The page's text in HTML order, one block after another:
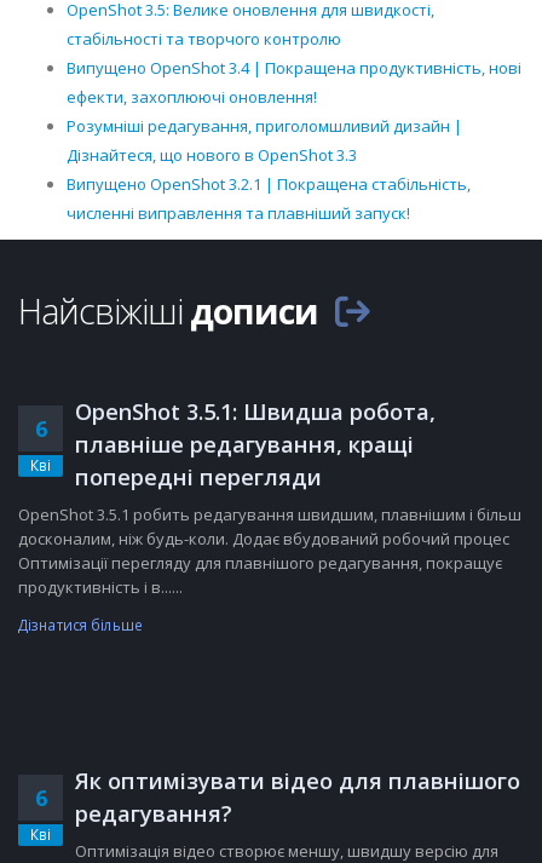
OpenShot 3.5: Велике оновлення для швидкості,
стабільності та творчого контролю
Випущено OpenShot 3.4 | Покращена продуктивність, нові
ефекти, захоплюючі оновлення!
Розумніші редагування, приголомшливий дизайн |
Дізнайтеся, що нового в OpenShot 3.3
Випущено OpenShot 3.2.1 | Покращена стабільність,
численні виправлення та плавніший запуск!
Найсвіжішідописи
6
Кві
OpenShot 3.5.1: Швидша робота,
плавніше редагування, кращі
попередні перегляди
OpenShot 3.5.1 робить редагування швидшим, плавнішим і більш
досконалим, ніж будь-коли. Додає вбудований робочий процес
Оптимізації перегляду для плавнішого редагування, покращує
продуктивність і в......
Дізнатися більше
6
Кві
Як оптимізувати відео для плавнішого
редагування?
Оптимізація відео створює меншу, швидшу версію для